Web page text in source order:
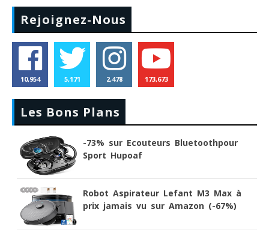
Rejoignez-Nous
10,954 5,171 2,478 173,673
Les Bons Plans
-73% sur Ecouteurs Bluetoothpour
Sport Hupoaf
Robot Aspirateur Lefant M3 Max à
prix jamais vu sur Amazon (-67%)